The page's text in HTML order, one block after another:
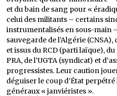
et du bain de sang pour «
celui des militants – certains
instrumentalisés en sous-main
sauvegarde de l’Algérie
et issus du RCD (parti laïque),
PRA, de l’UGTA (syndicat) et
progressistes. Leur caution
déguiser le coup d’État perpétré
généraux « janviéristes ».